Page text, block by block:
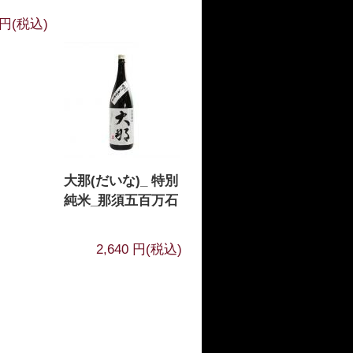
(税込)
大那(だいな)_ 特別
純米_那須五百万石
2,640 円(税込)